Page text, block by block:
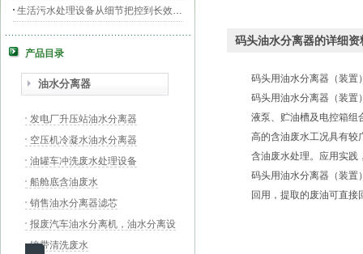
生活污水处理设备从细节把控到长效运行的全流程指南
膜片曝气器安装指南，从池底准备到运行测试
PAC加药装置工业水处理的“化学魔法师”
产品目录
油水分离器
发电厂升压站油水分离器
空压机冷凝水油水分离器
油罐车冲洗废水处理设备
船舱底含油废水
销售油水分离器滤芯
报废汽车油水分离机，油水分离设
备，汽车拆解流水线
镍带清洗废水
码头油水分离器的详细资
码头用油水分离器 （装置
码头用油水分离器 （装
液泵、贮油槽及电控箱组
高的含油废水工况具有较
含油废水处理。应用实践
码头用油水分离器 （装
回用，提取的废油可直